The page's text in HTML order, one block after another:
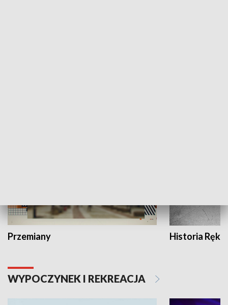
Przemiany Historia Ręką
WYPOCZYNEK I REKREACJA